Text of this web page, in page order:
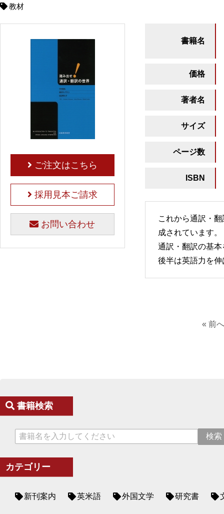
教材
ご注文はこちら
採用見本ご請求
お問い合わせ
書籍名
価格
著者名
サイズ
ページ数
ISBN
これから通訳・
成されています。
通訳・翻訳の基
後半は英語力を
« 前へ
書籍検索
カテゴリー
新刊案内 英米語 外国文学 研究書